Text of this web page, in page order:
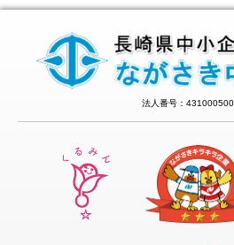
法人番号：